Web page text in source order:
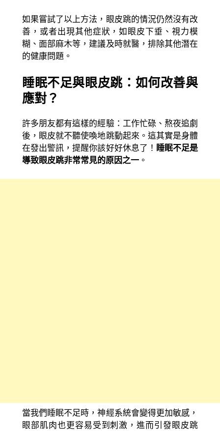
如果嘗試了以上方法，眼皮跳的情況仍然沒有改
善，或者出現其他症狀，如眼皮下垂、視力模
糊、面部麻木等，建議及時就醫，排除其他潛在
的健康問題。
睡眠不足與眼皮跳：如何改善與
應對？
許多朋友都有這樣的經驗：工作忙碌、熬夜追劇
後，眼皮就不聽使喚地跳動起來。這其實是身體
在發出警訊，提醒你該好好休息了！ 睡眠不足是
導致眼皮跳非常常見的原因之一。
當我們睡眠不足時，神經系統會變得更加敏感，
眼部肌肉也更容易受到刺激，進而引發眼皮跳